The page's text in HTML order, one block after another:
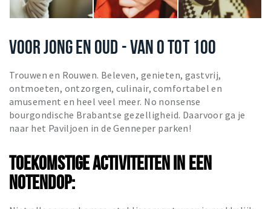
VOOR JONG EN OUD - VAN 0 TOT 100
Trouwen en Rouwen. Beleven, genieten, gastvrij,
ontmoeten, ontzorgen, culinair, comfortabel en
amusement en heel veel meer. No nonsense
bourgondische Brabantse gezelligheid. Daarvoor ga je
naar het Paviljoen in de Genneper parken!
TOEKOMSTIGE ACTIVITEITEN IN EEN
NOTENDOP: